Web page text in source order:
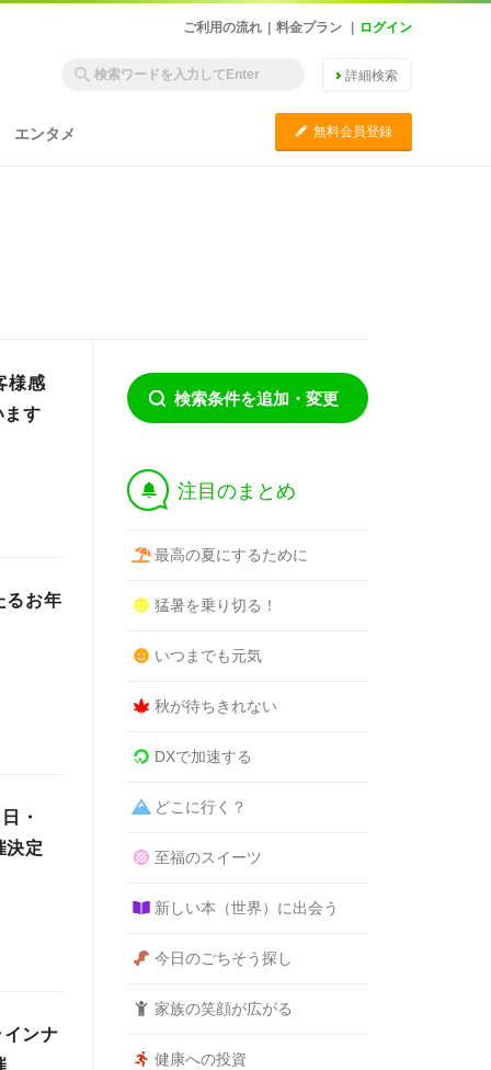
ご利用の流れ 料金プラン ログイン
詳細検索
エンタメ C 無料会員登録
様感
す
るお年
・
決定
ンナ
検索条件を追加・変更
† 注目のまとめ
最高の夏にするために
猛暑を乗り切る！
いつまでも元気
秋が待ちきれない
DXで加速する
どこに行く？
至福のスイーツ
新しい本（世界）に出会う
今日のごちそう探し
家族の笑顔が広がる
健康への投資